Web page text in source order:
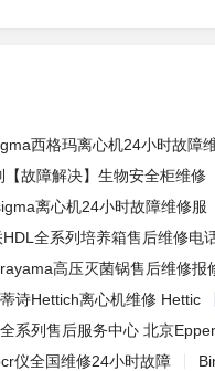
西格玛离心机24小时故障
【故障解决】生物安全柜维修
离心机24小时故障维修服
全系列培养箱售后维修电
高压灭菌锅售后维修报
诗Hettich离心机维修 Hettic
系列售后服务中心 北京
仪全国维修24小时故障